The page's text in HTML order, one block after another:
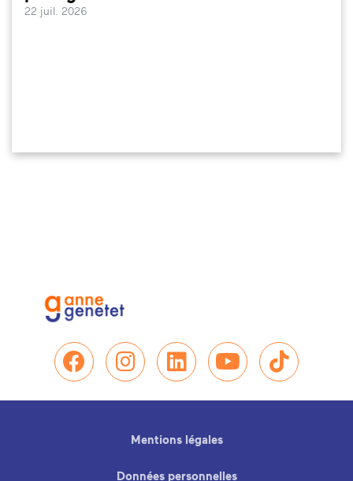
22 juil. 2026
Nous retrouver sur
Nous retrouver sur
Nous retrouver
NousNous
Mentions légales
Données personnelles